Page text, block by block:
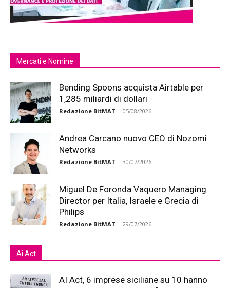
Mercati e Nomine
Bending Spoons acquista Airtable per
1,285 miliardi di dollari
Redazione BitMAT - 05/08/2026
Andrea Carcano nuovo CEO di Nozomi
Networks
Redazione BitMAT - 30/07/2026
Miguel De Foronda Vaquero Managing
Director per Italia, Israele e Grecia di
Philips
Redazione BitMAT - 29/07/2026
Ai Act
AI Act, 6 imprese siciliane su 10 hanno